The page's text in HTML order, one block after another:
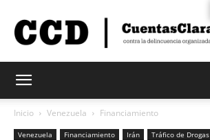
Inicio Venezuela Financiamiento
Venezuela Financiamiento Irán Tráfico de Drogas